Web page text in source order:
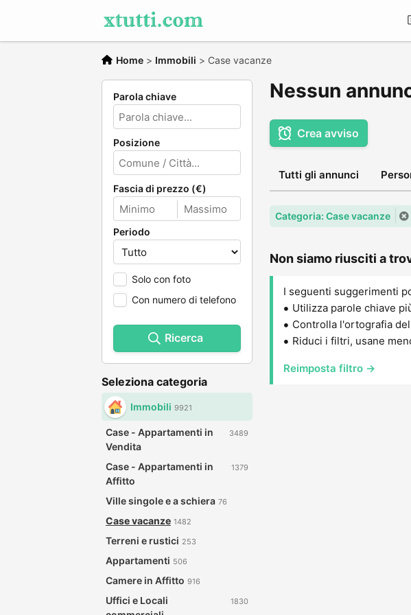
Home > Immobili > Case vacanze
Parola chiave
Posizione
Fascia di prezzo (€)
Periodo
Solo con foto
Con numero di telefono
Ricerca
Seleziona categoria
Immobili 9921
Case - Appartamenti in
Vendita
3489
Case - Appartamenti in
Affitto
1379
Ville singole e a schiera 76
Case vacanze 1482
Terreni e rustici 253
Appartamenti 506
Camere in Affitto 916
Uffici e Locali
1830
Nessun
Crea avviso
Tutti gli annunci
Categoria: Case vacanze
Non siamo riusciti a
I seguenti suggerimenti
Utilizza parole chiave
Controlla l'ortografia
Riduci i filtri, usane
Reimposta filtro →